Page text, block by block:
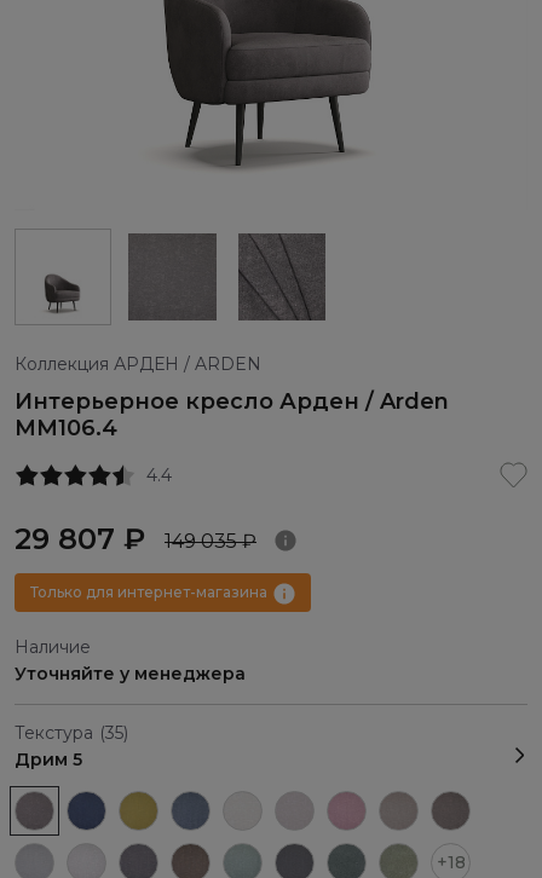
Коллекция АРДЕН / ARDEN
Интерьерное кресло Арден / Arden
ММ106.4
4.4
29 807 ₽ 149 035 ₽
Только для интернет-магазина
Наличие
Уточняйте у менеджера
Текстура (35)
Дрим 5
+18